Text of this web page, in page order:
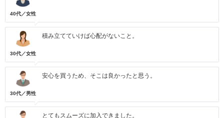
40代／女性
30代／女性
積み立てていけば心配がないこと。
30代／男性
安心を買うため、そこは良かったと思う。
とてもスムーズに加入できました。